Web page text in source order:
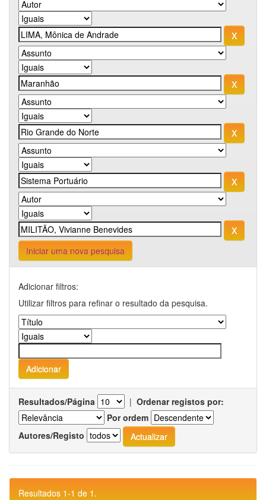
Iniciar uma nova pesquisa
Adicionar filtros:
Utilizar filtros para refinar o resultado da pesquisa.
Resultados/Página | Ordenar registos por:
Por ordem
Autores/Registo
Resultados 1-1 de 1.